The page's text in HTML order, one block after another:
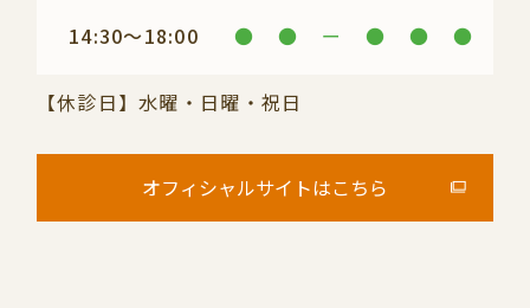
14:30～18:00 ● ● ー ● ● ●
【休診日】水曜・日曜・祝日
オフィシャルサイトはこちら